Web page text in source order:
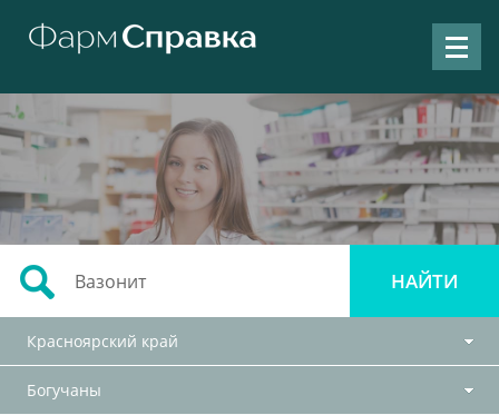
Красноярский край
Богучаны